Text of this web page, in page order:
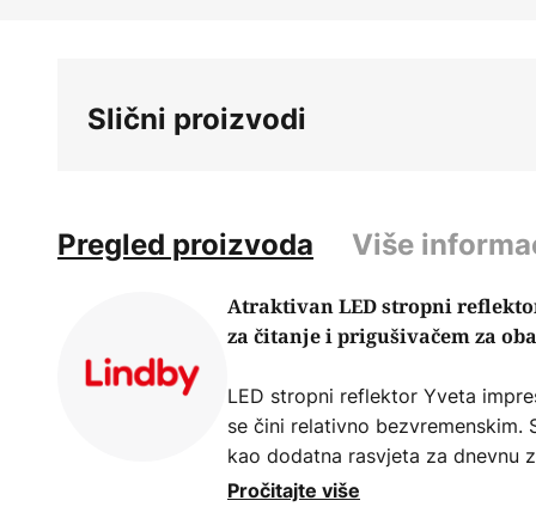
Slični proizvodi
Pregled proizvoda Više
Atraktivan LED stropni
za čitanje i prigušivačem za
LED stropni reflektor Yveta
se čini relativno bezvremenskim.
kao dodatna rasvjeta za dnevnu
izvor svjetla, već dva koja se
Pročitajte više